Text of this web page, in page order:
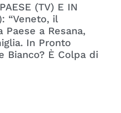
(TV) E IN
“Veneto, il
Paese a Resana,
In Pronto
Bianco? È Colpa di